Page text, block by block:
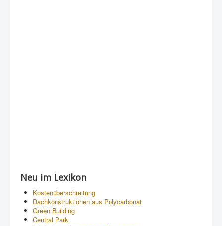
Neu im Lexikon
Kostenüberschreitung
Dachkonstruktionen aus Polycarbonat
Green Building
Central Park